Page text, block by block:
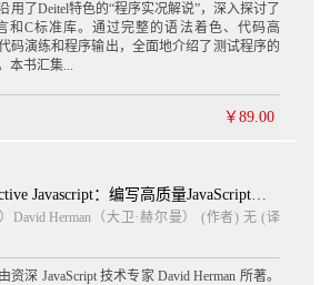
用了Deitel特色的“程序实况解说”，深入探讨了
和C标准库。通过完整的语法着色、代码高
码演练和程序输出，全面地介绍了测试程序的
本书汇集...
￥89.00
）David Herman（大卫·赫尔曼） (作者) 无 (译
资深 JavaScript 技术专家 David Herman 所著。